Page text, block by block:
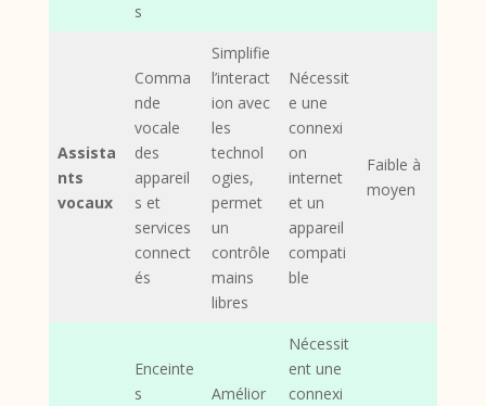
s
Assista
nts
vocaux
Comma
nde
vocale
des
appareil
s et
services
connect
és
Simplifie
l’interact
ion avec
les
technol
ogies,
permet
un
contrôle
mains
libres
Nécessit
e une
connexi
on
internet
et un
appareil
compati
ble
Faible à
moyen
Enceinte
s
Amélior
Nécessit
ent une
connexi